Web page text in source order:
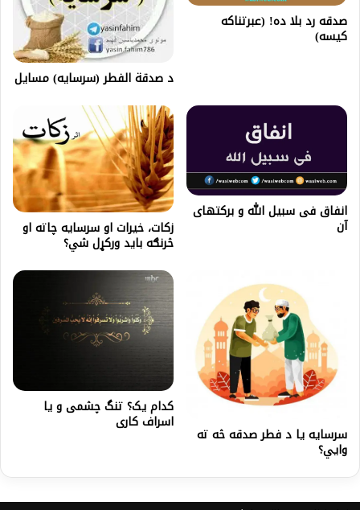
صدقه رد بلا ده! (عبرتناکه
کیسه)
د صدقة الفطر (سرسايه) مسايل
انفاق فی سبیل الله و برکتهای
آن زکات، خيرات او سرسايه چاته او
څرنګه باید ورکړل شي؟
سرسایه یا د فطر صدقه څه ته
وايي؟
کدام یک؟ تنگ‌ چشمی و یا
اسراف‌ کاری